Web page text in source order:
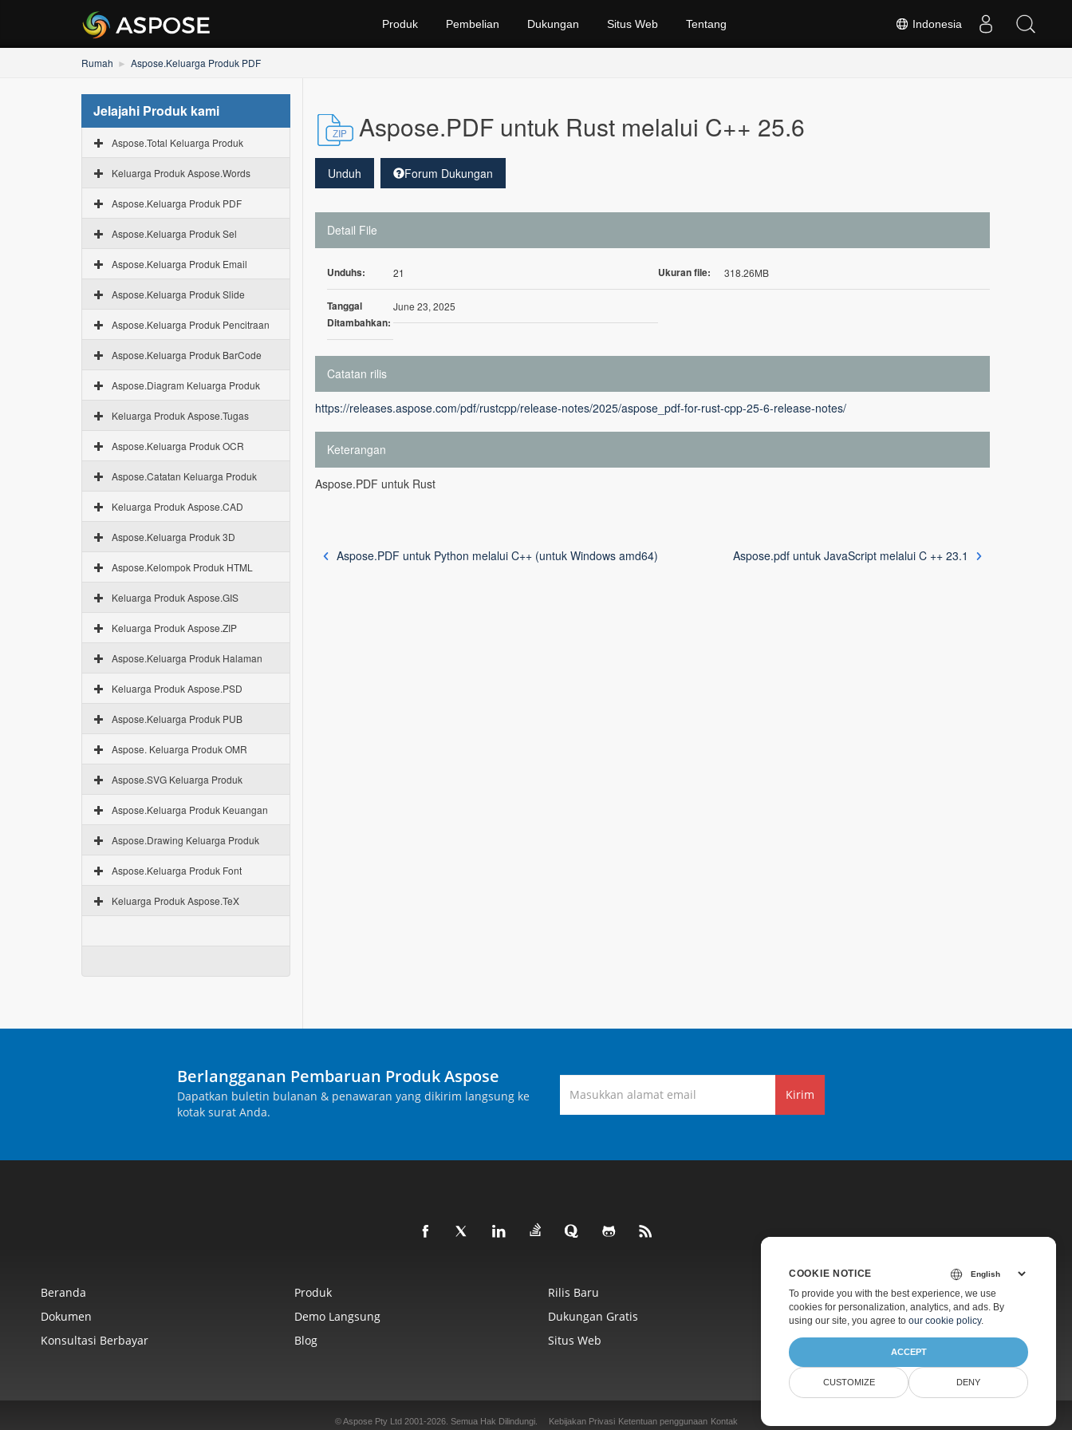
Indonesia
Produk Pembelian Dukungan Situs Web Tentang
Rumah Aspose.Keluarga Produk PDF
Jelajahi Produk kami
Aspose.Total Keluarga Produk
Keluarga Produk Aspose.Words
Aspose.Keluarga Produk PDF
Aspose.Keluarga Produk Sel
Aspose.Keluarga Produk Email
Aspose.Keluarga Produk Slide
Aspose.Keluarga Produk Pencitraan
Aspose.Keluarga Produk BarCode
Aspose.Diagram Keluarga Produk
Keluarga Produk Aspose.Tugas
Aspose.Keluarga Produk OCR
Aspose.Catatan Keluarga Produk
Keluarga Produk Aspose.CAD
Aspose.Keluarga Produk 3D
Aspose.Kelompok Produk HTML
Keluarga Produk Aspose.GIS
Keluarga Produk Aspose.ZIP
Aspose.Keluarga Produk Halaman
Keluarga Produk Aspose.PSD
Aspose.Keluarga Produk PUB
Aspose. Keluarga Produk OMR
Aspose.SVG Keluarga Produk
Aspose.Keluarga Produk Keuangan
Aspose.Drawing Keluarga Produk
Aspose.Keluarga Produk Font
Keluarga Produk Aspose.TeX
Aspose.PDF untuk Rust melalui C++ 25.6
Unduh Forum Dukungan
Detail File
Unduhs: 21 Ukuran file: 318.26MB
Tanggal
Ditambahkan:
June 23, 2025
Catatan rilis
https://releases.aspose.com/pdf/rustcpp/release-notes/2025/aspose_pdf-for-rust-cpp-25-6-release-notes/
Keterangan
Aspose.PDF untuk Rust
Aspose.PDF untuk Python melalui C++ (untuk Windows amd64) Aspose.pdf untuk JavaScript melalui C ++ 23.1
Berlangganan Pembaruan Produk Aspose
Dapatkan buletin bulanan & penawaran yang dikirim langsung ke
kotak surat Anda.
Kirim
Beranda Produk Rilis Baru
Harga
Dokumen
Demo Langsung Dukungan Gratis
Dukungan Berbayar
Konsultasi Berbayar
Blog Situs Web Tentang
© Aspose Pty Ltd 2001-2026. Semua Hak Dilindungi. Kebijakan Privasi Ketentuan penggunaan Kontak
COOKIE NOTICE
To provide you with the best experience, we use
cookies for personalization, analytics, and ads. By
using our site, you agree to our cookie policy.
ACCEPT
CUSTOMIZE DENY